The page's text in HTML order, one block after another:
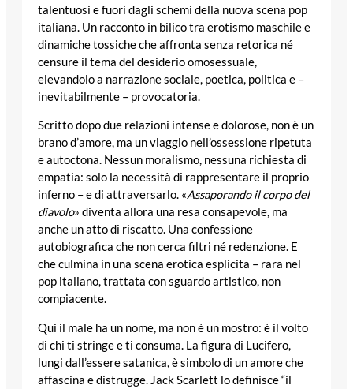
talentuosi e fuori dagli schemi della nuova scena pop
italiana. Un racconto in bilico tra erotismo maschile e
dinamiche tossiche che affronta senza retorica né
censure il tema del desiderio omosessuale,
elevandolo a narrazione sociale, poetica, politica e –
inevitabilmente – provocatoria.
Scritto dopo due relazioni intense e dolorose, non è un
brano d’amore, ma un viaggio nell’ossessione ripetuta
e autoctona. Nessun moralismo, nessuna richiesta di
empatia: solo la necessità di rappresentare il proprio
inferno – e di attraversarlo. «Assaporando il corpo del
diavolo» diventa allora una resa consapevole, ma
anche un atto di riscatto. Una confessione
autobiografica che non cerca filtri né redenzione. E
che culmina in una scena erotica esplicita – rara nel
pop italiano, trattata con sguardo artistico, non
compiacente.
Qui il male ha un nome, ma non è un mostro: è il volto
di chi ti stringe e ti consuma. La figura di Lucifero,
lungi dall’essere satanica, è simbolo di un amore che
affascina e distrugge. Jack Scarlett lo definisce “il